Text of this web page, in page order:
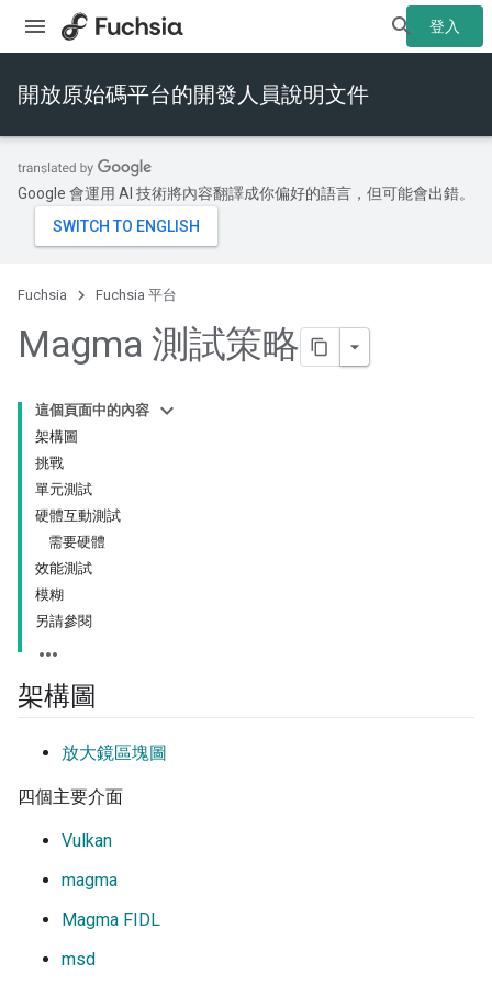
登入
開放原始碼平台的開發人員說明文件
Google 會運用 AI 技術將內容翻譯成你偏好的語言，但可能會出錯。
Fuchsia Fuchsia 平台
Magma 測試策略
這個頁面中的內容
架構圖
挑戰
單元測試
硬體互動測試
需要硬體
效能測試
模糊
另請參閱
架構圖
放大鏡區塊圖
四個主要介面
Vulkan
magma
Magma FIDL
msd